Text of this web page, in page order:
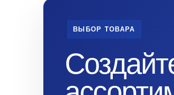
ВЫБОР ТОВАРА